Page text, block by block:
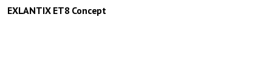
EXLANTIX ET8 Concept